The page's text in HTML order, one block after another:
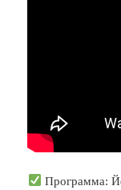
Программа: